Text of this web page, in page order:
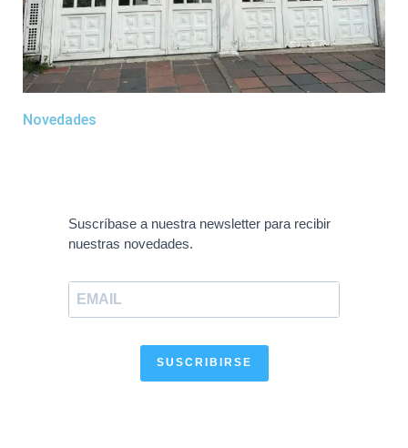
Novedades
Suscríbase a nuestra newsletter para recibir
nuestras novedades.
SUSCRIBIRSE